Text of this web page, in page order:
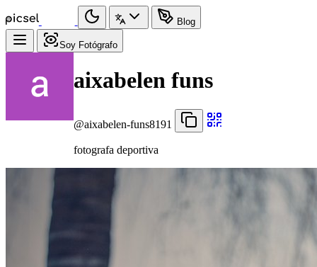
Blog
Soy Fotógrafo
aixabelen funs
@aixabelen-funs8191
fotografa deportiva